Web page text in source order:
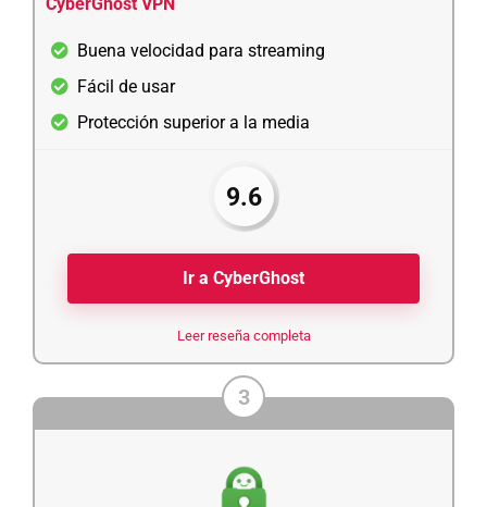
CyberGhost VPN
Buena velocidad para streaming
Fácil de usar
Protección superior a la media
9.6
Ir a CyberGhost
Leer reseña completa
3